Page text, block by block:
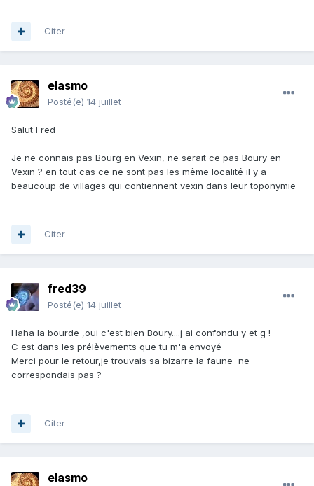
Citer
elasmo
Posté(e) 14 juillet
Salut Fred
Je ne connais pas Bourg en Vexin, ne serait ce pas Boury en
Vexin ? en tout cas ce ne sont pas les même localité il y a
beaucoup de villages qui contiennent vexin dans leur toponymie
Citer
fred39
Posté(e) 14 juillet
Haha la bourde ,oui c'est bien Boury....j ai confondu y et g !
C est dans les prélèvements que tu m'a envoyé
Merci pour le retour,je trouvais sa bizarre la faune ne
correspondais pas ?
Citer
elasmo